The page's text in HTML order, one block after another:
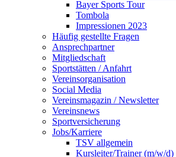
Bayer Sports Tour
Tombola
Impressionen 2023
Häufig gestellte Fragen
Ansprechpartner
Mitgliedschaft
Sportstätten / Anfahrt
Vereinsorganisation
Social Media
Vereinsmagazin / Newsletter
Vereinsnews
Sportversicherung
Jobs/Karriere
TSV allgemein
Kursleiter/Trainer (m/w/d)